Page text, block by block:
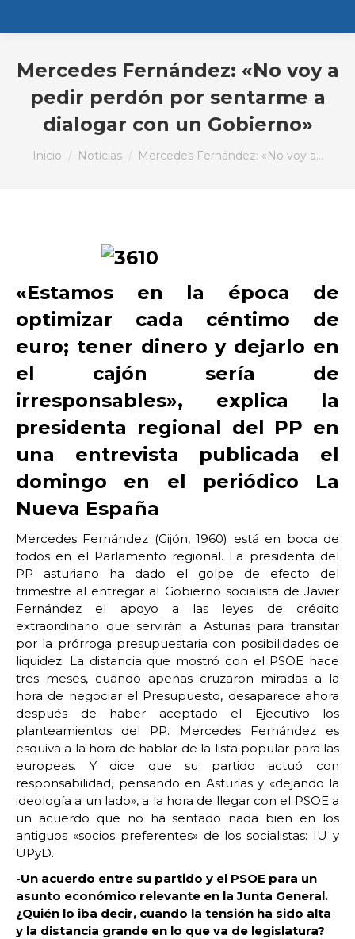
Mercedes Fernández: «No voy a
pedir perdón por sentarme a
dialogar con un Gobierno»
Estás aquí:
Inicio Noticias Mercedes Fernández: «No voy a…
«Estamos en la época de
optimizar cada céntimo de
euro; tener dinero y dejarlo en
el cajón sería de
irresponsables», explica la
presidenta regional del PP en
una entrevista publicada el
domingo en el periódico La
Nueva España
Mercedes Fernández (Gijón, 1960) está en boca de
todos en el Parlamento regional. La presidenta del
PP asturiano ha dado el golpe de efecto del
trimestre al entregar al Gobierno socialista de Javier
Fernández el apoyo a las leyes de crédito
extraordinario que servirán a Asturias para transitar
por la prórroga presupuestaria con posibilidades de
liquidez. La distancia que mostró con el PSOE hace
tres meses, cuando apenas cruzaron miradas a la
hora de negociar el Presupuesto, desaparece ahora
después de haber aceptado el Ejecutivo los
planteamientos del PP. Mercedes Fernández es
esquiva a la hora de hablar de la lista popular para las
europeas. Y dice que su partido actuó con
responsabilidad, pensando en Asturias y «dejando la
ideología a un lado», a la hora de llegar con el PSOE a
un acuerdo que no ha sentado nada bien en los
antiguos «socios preferentes» de los socialistas: IU y
UPyD.
-Un acuerdo entre su partido y el PSOE para un
asunto económico relevante en la Junta General.
¿Quién lo iba decir, cuando la tensión ha sido alta
y la distancia grande en lo que va de legislatura?